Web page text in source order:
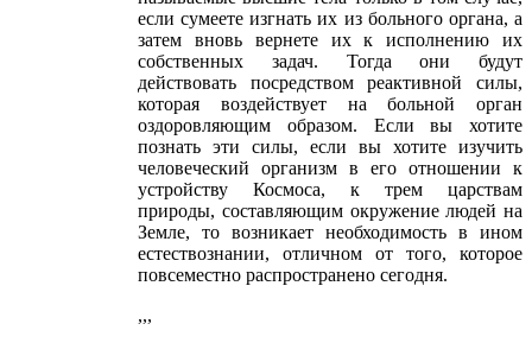
если сумеете изгнать их из больного органа, а
затем вновь вернете их к исполнению их
собственных задач. Тогда они будут
действовать посредством реактивной силы,
которая воздействует на больной орган
оздоровляющим образом. Если вы хотите
познать эти силы, если вы хотите изучить
человеческий организм в его отношении к
устройству Космоса, к трем царствам
природы, составляющим окружение людей на
Земле, то возникает необходимость в ином
естествознании, отличном от того, которое
повсеместно распространено сегодня.
,,,